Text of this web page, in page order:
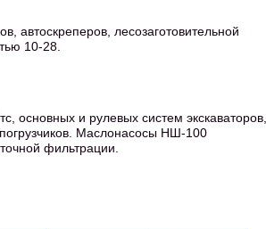
автоскреперов, лесозаготовительной
10-28.
основных и рулевых систем экскаваторов,
Маслонасосы НШ-100
фильтрации.